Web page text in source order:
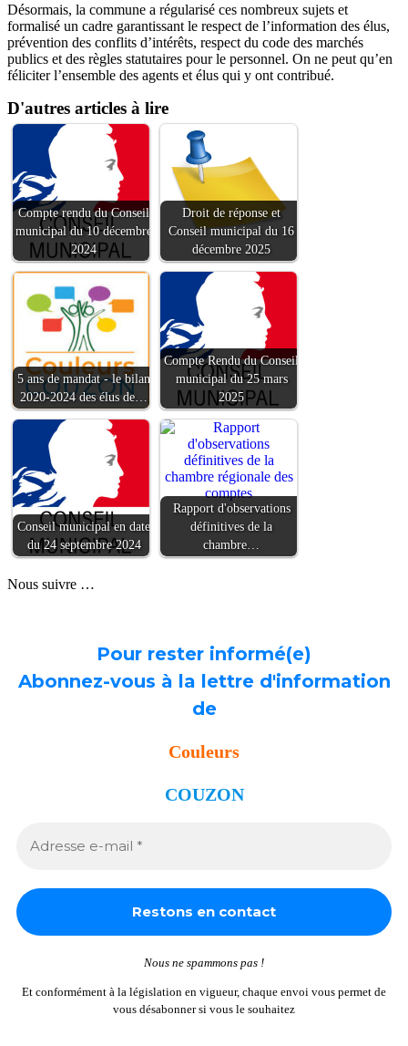
Désormais, la commune a régularisé ces nombreux sujets et
formalisé un cadre garantissant le respect de l’information des élus,
prévention des conflits d’intérêts, respect du code des marchés
publics et des règles statutaires pour le personnel. On ne peut qu’en
féliciter l’ensemble des agents et élus qui y ont contribué.
D'autres articles à lire
Compte rendu du Conseil
municipal du 10 décembre
2024
Droit de réponse et
Conseil municipal du 16
décembre 2025
5 ans de mandat - le bilan
2020-2024 des élus de…
Compte Rendu du Conseil
municipal du 25 mars
2025
Conseil municipal en date
du 24 septembre 2024
Rapport d'observations
définitives de la
chambre…
Nous suivre …
Pour rester informé(e)
Abonnez-vous à la lettre d'information
de
Couleurs
COUZON
Nous ne spammons pas !
Et conformément à la législation en vigueur, chaque envoi vous permet de
vous désabonner si vous le souhaitez